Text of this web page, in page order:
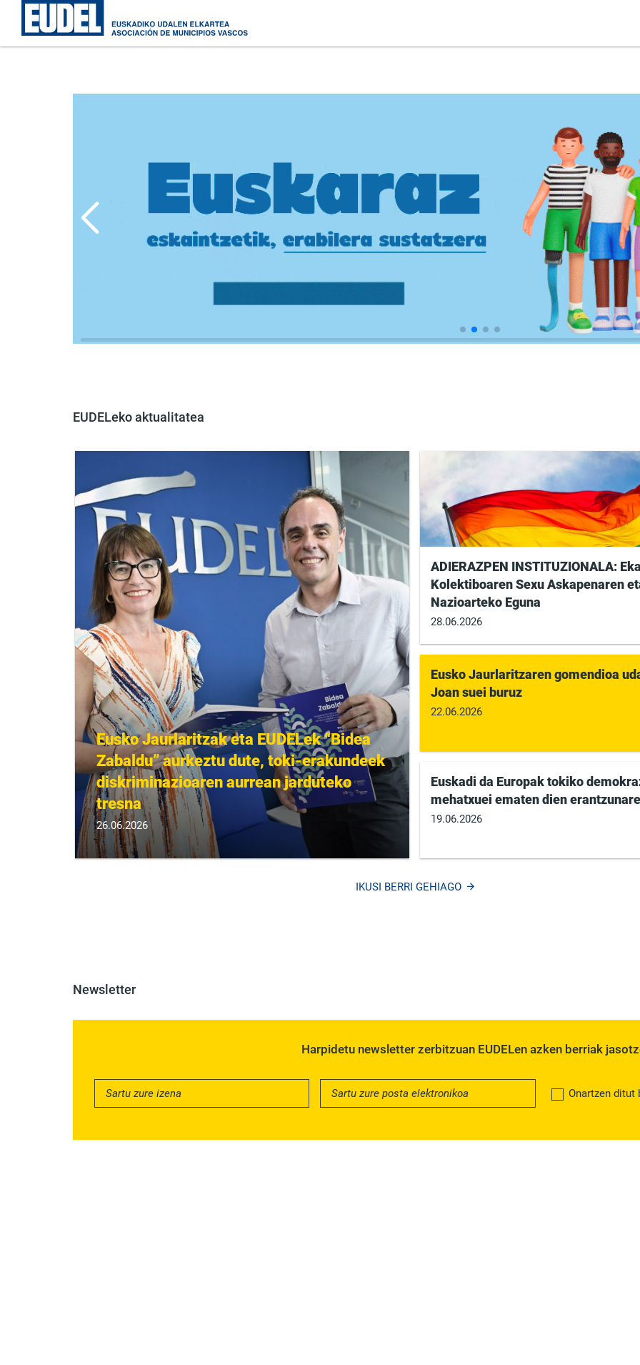
EUDELeko aktualitatea
26.06.2026
Eusko Jaurlaritzak eta EUDELek “Bidea
Zabaldu” aurkeztu dute, toki-erakundeek
diskriminazioaren aurrean jarduteko
tresna
28.06.2026
ADIERAZPEN INSTITUZIONALA:
Kolektiboaren Sexu Askapenaren
Nazioarteko Eguna
22.06.2026
Eusko Jaurlaritzaren gomendioa
Joan suei buruz
19.06.2026
Euskadi da Europak tokiko
mehatxuei ematen dien
IKUSI BERRI GEHIAGO
Newsletter
Harpidetu newsletter zerbitzuan EUDELen azken berriak
Onartzen ditut